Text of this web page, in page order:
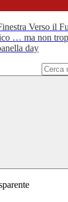
Verso il
… ma non
day